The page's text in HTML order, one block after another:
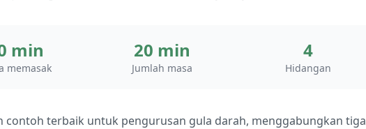
min
memasak
20 min
Jumlah masa
4
Hidangan
contoh terbaik untuk pengurusan gula darah, menggabungkan tiga